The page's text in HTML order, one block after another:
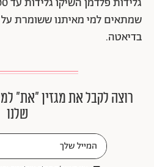
שמתאים למי מאיתנו ששומרת
בדיאטה.
רוצה לקבל את מגזין ״את״
שלנו